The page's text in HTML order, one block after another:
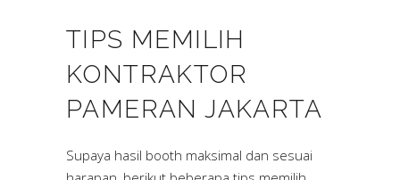
TIPS MEMILIH
KONTRAKTOR
PAMERAN JAKARTA
Supaya hasil booth maksimal dan sesuai